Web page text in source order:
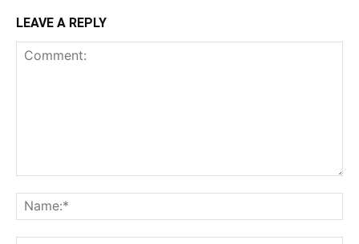
LEAVE A REPLY